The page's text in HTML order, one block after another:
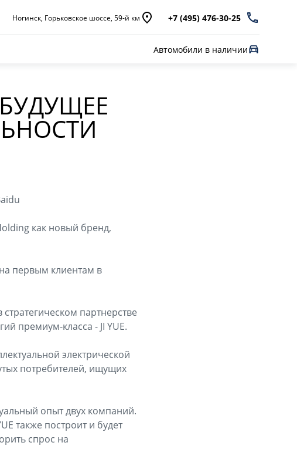
Ногинск, Горьковское шоссе, 59-й км +7 (495) 476-30-25
Автомобили в наличии
как новый бренд,
первым клиентам в
партнерстве
премиум-класса - JI YUE.
электрической
потребителей, ищущих
опыт двух компаний.
также построит и будет
спрос на